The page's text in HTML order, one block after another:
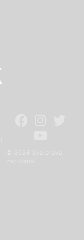
© 2024 Sva prava